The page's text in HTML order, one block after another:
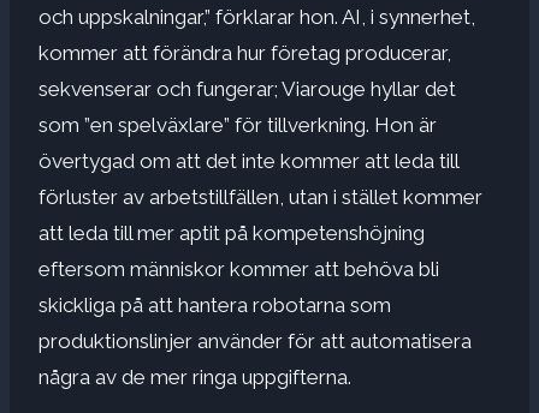
och uppskalningar,” förklarar hon. AI, i synnerhet,
kommer att förändra hur företag producerar,
sekvenserar och fungerar; Viarouge hyllar det
som ”en spelväxlare” för tillverkning. Hon är
övertygad om att det inte kommer att leda till
förluster av arbetstillfällen, utan i stället kommer
att leda till mer aptit på kompetenshöjning
eftersom människor kommer att behöva bli
skickliga på att hantera robotarna som
produktionslinjer använder för att automatisera
några av de mer ringa uppgifterna.